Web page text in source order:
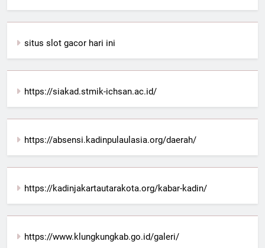
situs slot gacor hari ini
https://siakad.stmik-ichsan.ac.id/
https://absensi.kadinpulaulasia.org/daerah/
https://kadinjakartautarakota.org/kabar-kadin/
https://www.klungkungkab.go.id/galeri/